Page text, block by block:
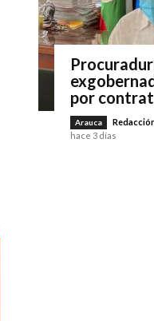
por
Arauca
hace 3 días